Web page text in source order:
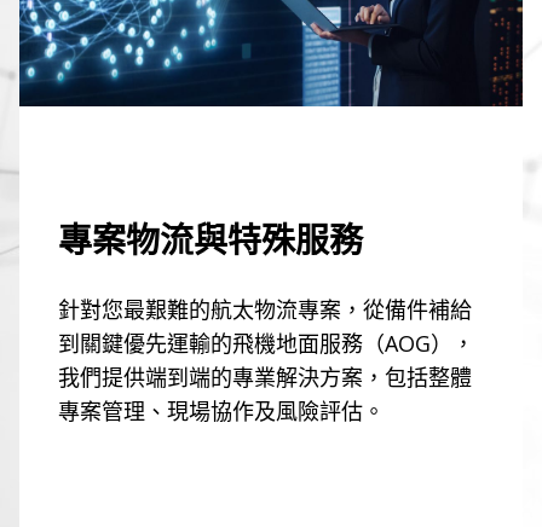
專案物流與特殊服務
針對您最艱難的航太物流專案，從備件補給
到關鍵優先運輸的飛機地面服務（AOG），
我們提供端到端的專業解決方案，包括整體
專案管理、現場協作及風險評估。